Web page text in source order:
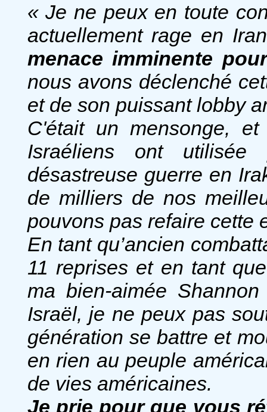
« Je ne peux en toute
actuellement rage en
menace imminente
nous avons déclenché
et de son puissant lobby
C'était un mensonge,
Israéliens ont
désastreuse guerre en
de milliers de nos
pouvons pas refaire cette
En tant qu’ancien
11 reprises et en tant
ma bien-aimée
Israël, je ne peux pas
génération se battre et
en rien au peuple
de vies américaines.
Je prie pour que vous